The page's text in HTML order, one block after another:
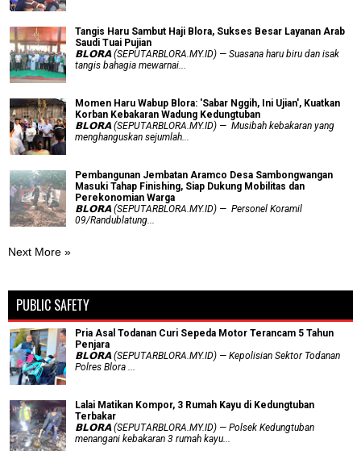
Tangis Haru Sambut Haji Blora, Sukses Besar Layanan Arab
Saudi Tuai Pujian
𝗕𝗟𝗢𝗥𝗔 (SEPUTARBLORA.MY.ID) — Suasana haru biru dan isak
tangis bahagia mewarnai...
Momen Haru Wabup Blora: ​'Sabar Nggih, Ini Ujian', Kuatkan
Korban Kebakaran Wadung Kedungtuban
𝗕𝗟𝗢𝗥𝗔 (SEPUTARBLORA.MY.ID) — Musibah kebakaran yang
menghanguskan sejumlah...
Pembangunan Jembatan Aramco Desa Sambongwangan
Masuki Tahap Finishing, Siap Dukung Mobilitas dan
Perekonomian Warga
𝗕𝗟𝗢𝗥𝗔 (SEPUTARBLORA.MY.ID) — Personel Koramil
09/Randublatung...
Next More »
PUBLIC SAFETY
Pria Asal Todanan Curi Sepeda Motor Terancam 5 Tahun
Penjara
𝗕𝗟𝗢𝗥𝗔 (SEPUTARBLORA.MY.ID) — Kepolisian Sektor Todanan
Polres Blora ...
Lalai Matikan Kompor, 3 Rumah Kayu di Kedungtuban
Terbakar
𝗕𝗟𝗢𝗥𝗔 (SEPUTARBLORA.MY.ID) — Polsek Kedungtuban
menangani kebakaran 3 rumah kayu...